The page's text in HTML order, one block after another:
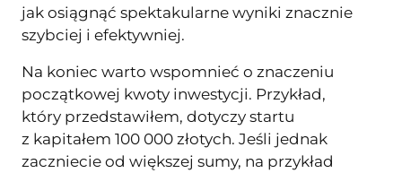
jak osiągnąć spektakularne wyniki znacznie
szybciej i efektywniej.
Na koniec warto wspomnieć o znaczeniu
początkowej kwoty inwestycji. Przykład,
który przedstawiłem, dotyczy startu
z kapitałem 100 000 złotych. Jeśli jednak
zaczniecie od większej sumy, na przykład